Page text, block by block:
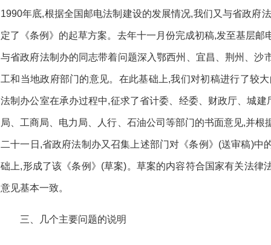
1990年底,根据全国邮电法制建设的发展情况,我们又与省政府
定了《条例》的起草方案。去年十一月份完成初稿,发至基层
与省政府法制办的同志带着问题深入鄂西州、宜昌、荆州、沙
工和当地政府部门的意见。在此基础上,我们对初稿进行了较
法制办公室在承办过程中,征求了省计委、经委、财政厅、城
局、工商局、电力局、人行、石油公司等部门的书面意见,并
二十一日,省政府法制办又召集上述部门对《条例》(送审稿)中
础上,形成了该《条例》(草案)。草案的内容符合国家有关法律
意见基本一致。
三、几个主要问题的说明